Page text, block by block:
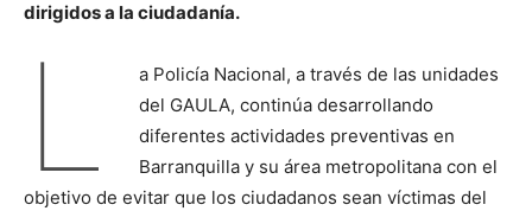
dirigidos a la ciudadanía.
L
a Policía Nacional, a través de las unidades
del GAULA, continúa desarrollando
diferentes actividades preventivas en
Barranquilla y su área metropolitana con el
objetivo de evitar que los ciudadanos sean víctimas del